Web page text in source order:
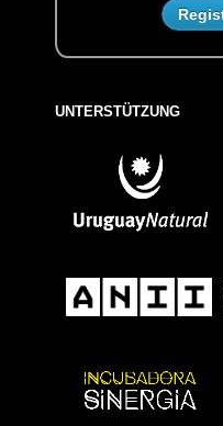
UNTERSTÜTZUNG